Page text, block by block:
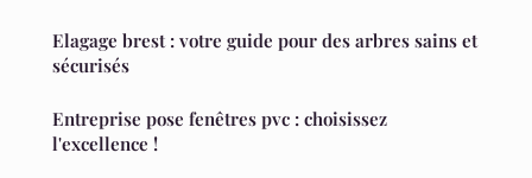
Elagage brest : votre guide pour des arbres sains et
sécurisés
Entreprise pose fenêtres pvc : choisissez
l'excellence !